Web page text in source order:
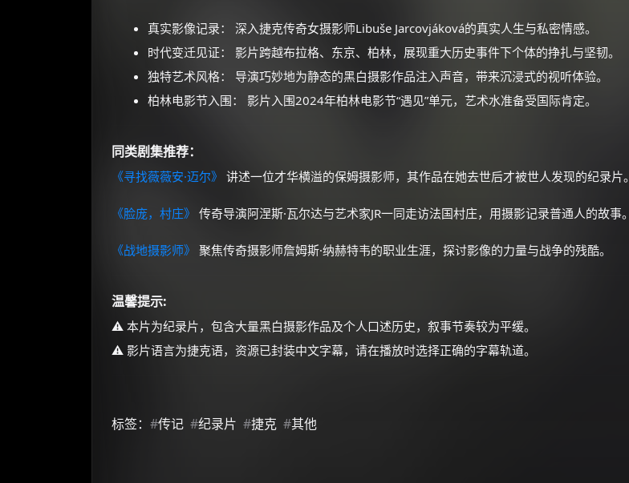
真实影像记录： 深入捷克传奇女摄影师Libuše Jarcovjáková的真实人生与私密情感。
时代变迁见证： 影片跨越布拉格、东京、柏林，展现重大历史事件下个体的挣扎与坚韧。
独特艺术风格： 导演巧妙地为静态的黑白摄影作品注入声音，带来沉浸式的视听体验。
柏林电影节入围： 影片入围2024年柏林电影节“遇见”单元，艺术水准备受国际肯定。
同类剧集推荐：
《寻找薇薇安·迈尔》 讲述一位才华横溢的保姆摄影师，其作品在她去世后才被世人发现的纪录片。
《脸庞，村庄》 传奇导演阿涅斯·瓦尔达与艺术家JR一同走访法国村庄，用摄影记录普通人的故事。
《战地摄影师》 聚焦传奇摄影师詹姆斯·纳赫特韦的职业生涯，探讨影像的力量与战争的残酷。
温馨提示:
⚠️ 本片为纪录片，包含大量黑白摄影作品及个人口述历史，叙事节奏较为平缓。
⚠️ 影片语言为捷克语，资源已封装中文字幕，请在播放时选择正确的字幕轨道。
标签： #传记 #纪录片 #捷克 #其他
☕
朋友们辛苦了 💦
你需要的各种会员，都可低价购买！
优惠券、活动红包，每日可领。